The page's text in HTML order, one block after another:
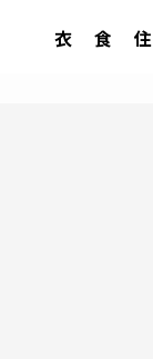
衣 食 住